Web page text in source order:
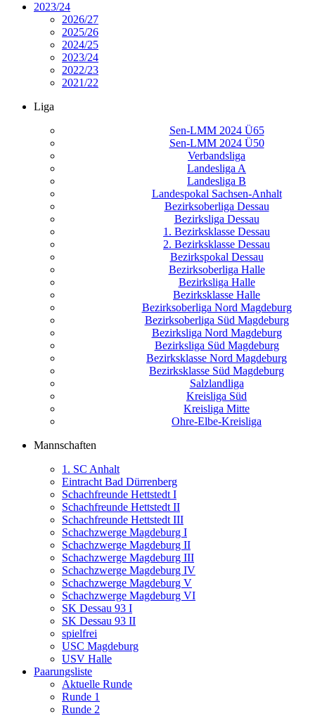
2023/24
2026/27
2025/26
2024/25
2023/24
2022/23
2021/22
Liga
Sen-LMM 2024 Ü65
Sen-LMM 2024 Ü50
Verbandsliga
Landesliga A
Landesliga B
Landespokal Sachsen-Anhalt
Bezirksoberliga Dessau
Bezirksliga Dessau
1. Bezirksklasse Dessau
2. Bezirksklasse Dessau
Bezirkspokal Dessau
Bezirksoberliga Halle
Bezirksliga Halle
Bezirksklasse Halle
Bezirksoberliga Nord Magdeburg
Bezirksoberliga Süd Magdeburg
Bezirksliga Nord Magdeburg
Bezirksliga Süd Magdeburg
Bezirksklasse Nord Magdeburg
Bezirksklasse Süd Magdeburg
Salzlandliga
Kreisliga Süd
Kreisliga Mitte
Ohre-Elbe-Kreisliga
Mannschaften
1. SC Anhalt
Eintracht Bad Dürrenberg
Schachfreunde Hettstedt I
Schachfreunde Hettstedt II
Schachfreunde Hettstedt III
Schachzwerge Magdeburg I
Schachzwerge Magdeburg II
Schachzwerge Magdeburg III
Schachzwerge Magdeburg IV
Schachzwerge Magdeburg V
Schachzwerge Magdeburg VI
SK Dessau 93 I
SK Dessau 93 II
spielfrei
USC Magdeburg
USV Halle
Paarungsliste
Aktuelle Runde
Runde 1
Runde 2